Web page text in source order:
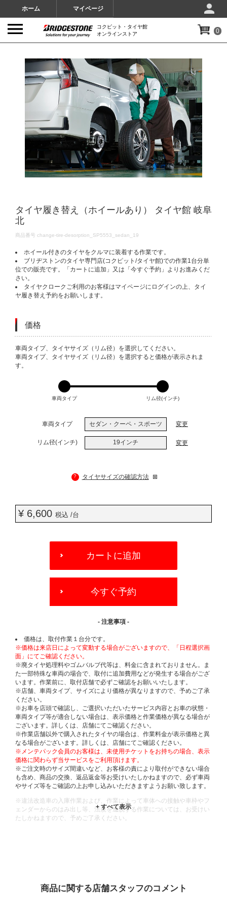
ホーム マイページ
コクピット・タイヤ館
オンラインストア
0
タイヤ履き替え（ホイールあり） タイヤ館 岐阜
北
DETAILS
商品番号 change-tire-desorption_SP5553_sedan_19
ホイール付きのタイヤをクルマに装着する作業です。
ブリヂストンのタイヤ専門店(コクピット/タイヤ館)での作業1台分単
位での販売です。「カートに追加」又は「今すぐ予約」よりお進みくだ
さい。
タイヤクロークご利用のお客様はマイページにログインの上、タイ
ヤ履き替え予約をお願いします。
価格
VARIATIONS
車両タイプ、タイヤサイズ（リム径）を選択してください。
車両タイプ、タイヤサイズ（リム径）を選択すると価格が表示されま
す。
車両タイプ リム径(インチ)
車両タイプ セダン・クーペ・スポーツ 変更
リム径(インチ) 19インチ 変更
? タイヤサイズの確認方法
¥ 6,600 税込 /台
OPTIONS
カートに追加
今すぐ予約
- 注意事項 -
価格は、取付作業１台分です。
※価格は来店日によって変動する場合がございますので、「日程選択画
面」にてご確認ください。
※廃タイヤ処理料やゴムバルブ代等は、料金に含まれておりません。ま
た一部特殊な車両の場合で、取付に追加費用などが発生する場合がござ
います。作業前に、取付店舗で必ずご確認をお願いいたします。
※店舗、車両タイプ、サイズにより価格が異なりますので、予めご了承
ください。
※お車を店頭で確認し、ご選択いただいたサービス内容とお車の状態・
車両タイプ等が適合しない場合は、表示価格と作業価格が異なる場合が
ございます。詳しくは、店舗にてご確認ください。
※作業店舗以外で購入されたタイヤの場合は、作業料金が表示価格と異
なる場合がございます。詳しくは、店舗にてご確認ください。
※メンテパック会員のお客様は、未使用チケットをお持ちの場合、表示
価格に関わらず当サービスをご利用頂けます。
※ご注文時のサイズ間違いなど、お客様の責により取付ができない場合
も含め、商品の交換、返品返金等お受けいたしかねますので、必ず車両
やサイズ等をご確認の上お申し込みいただきますようお願い致します。
※違法改造車の入庫作業および、作業によって車体への接触や車枠やフ
ェンダーからのはみ出し等、法規を逸脱する作業については、お受けい
たしかねますので、予めご了承ください。
商品に関する店舗スタッフのコメント